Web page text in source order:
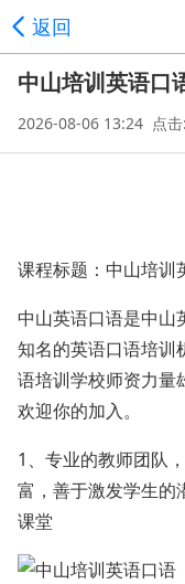
返回
中山培训英语口
2026-08-06 13:24 点
课程标题：中山培训
中山英语口语是中山
知名的英语口语培训
语培训学校师资力量
欢迎你的加入。
1、专业的教师团队
富，善于激发学生的
课堂